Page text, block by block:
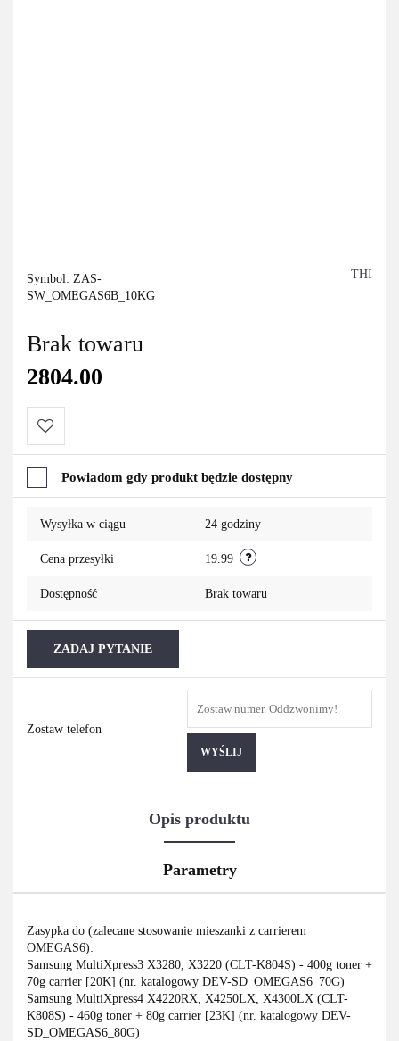
Symbol: ZAS-
SW_OMEGAS6B_10KG
THI
Brak towaru
2804.00
Do
Powiadom gdy produkt będzie dostępny
Wysyłka w ciągu 24 godziny
Cena przesyłki 19.99
Dostępność Brak towaru
ZADAJ PYTANIE
Zostaw telefon
WYŚLIJ
Opis produktu
Parametry
Zasypka do (zalecane stosowanie mieszanki z carrierem
OMEGAS6):
Samsung MultiXpress3 X3280, X3220 (CLT-K804S) - 400g toner +
70g carrier [20K] (nr. katalogowy DEV-SD_OMEGAS6_70G)
Samsung MultiXpress4 X4220RX, X4250LX, X4300LX (CLT-
K808S) - 460g toner + 80g carrier [23K] (nr. katalogowy DEV-
SD_OMEGAS6_80G)